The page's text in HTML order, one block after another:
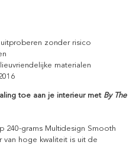
zonder risico
materialen
toe aan je interieur met By The
grams Multidesign Smooth
hoge kwaliteit is uit de